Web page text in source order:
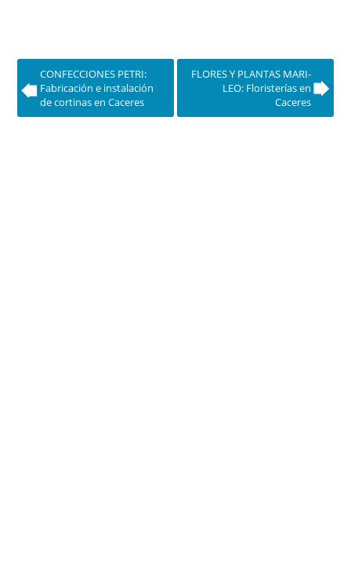
CONFECCIONES PETRI:
Fabricación e instalación
de cortinas en Caceres
FLORES Y PLANTAS MARI-
LEO: Floristerías en
Caceres